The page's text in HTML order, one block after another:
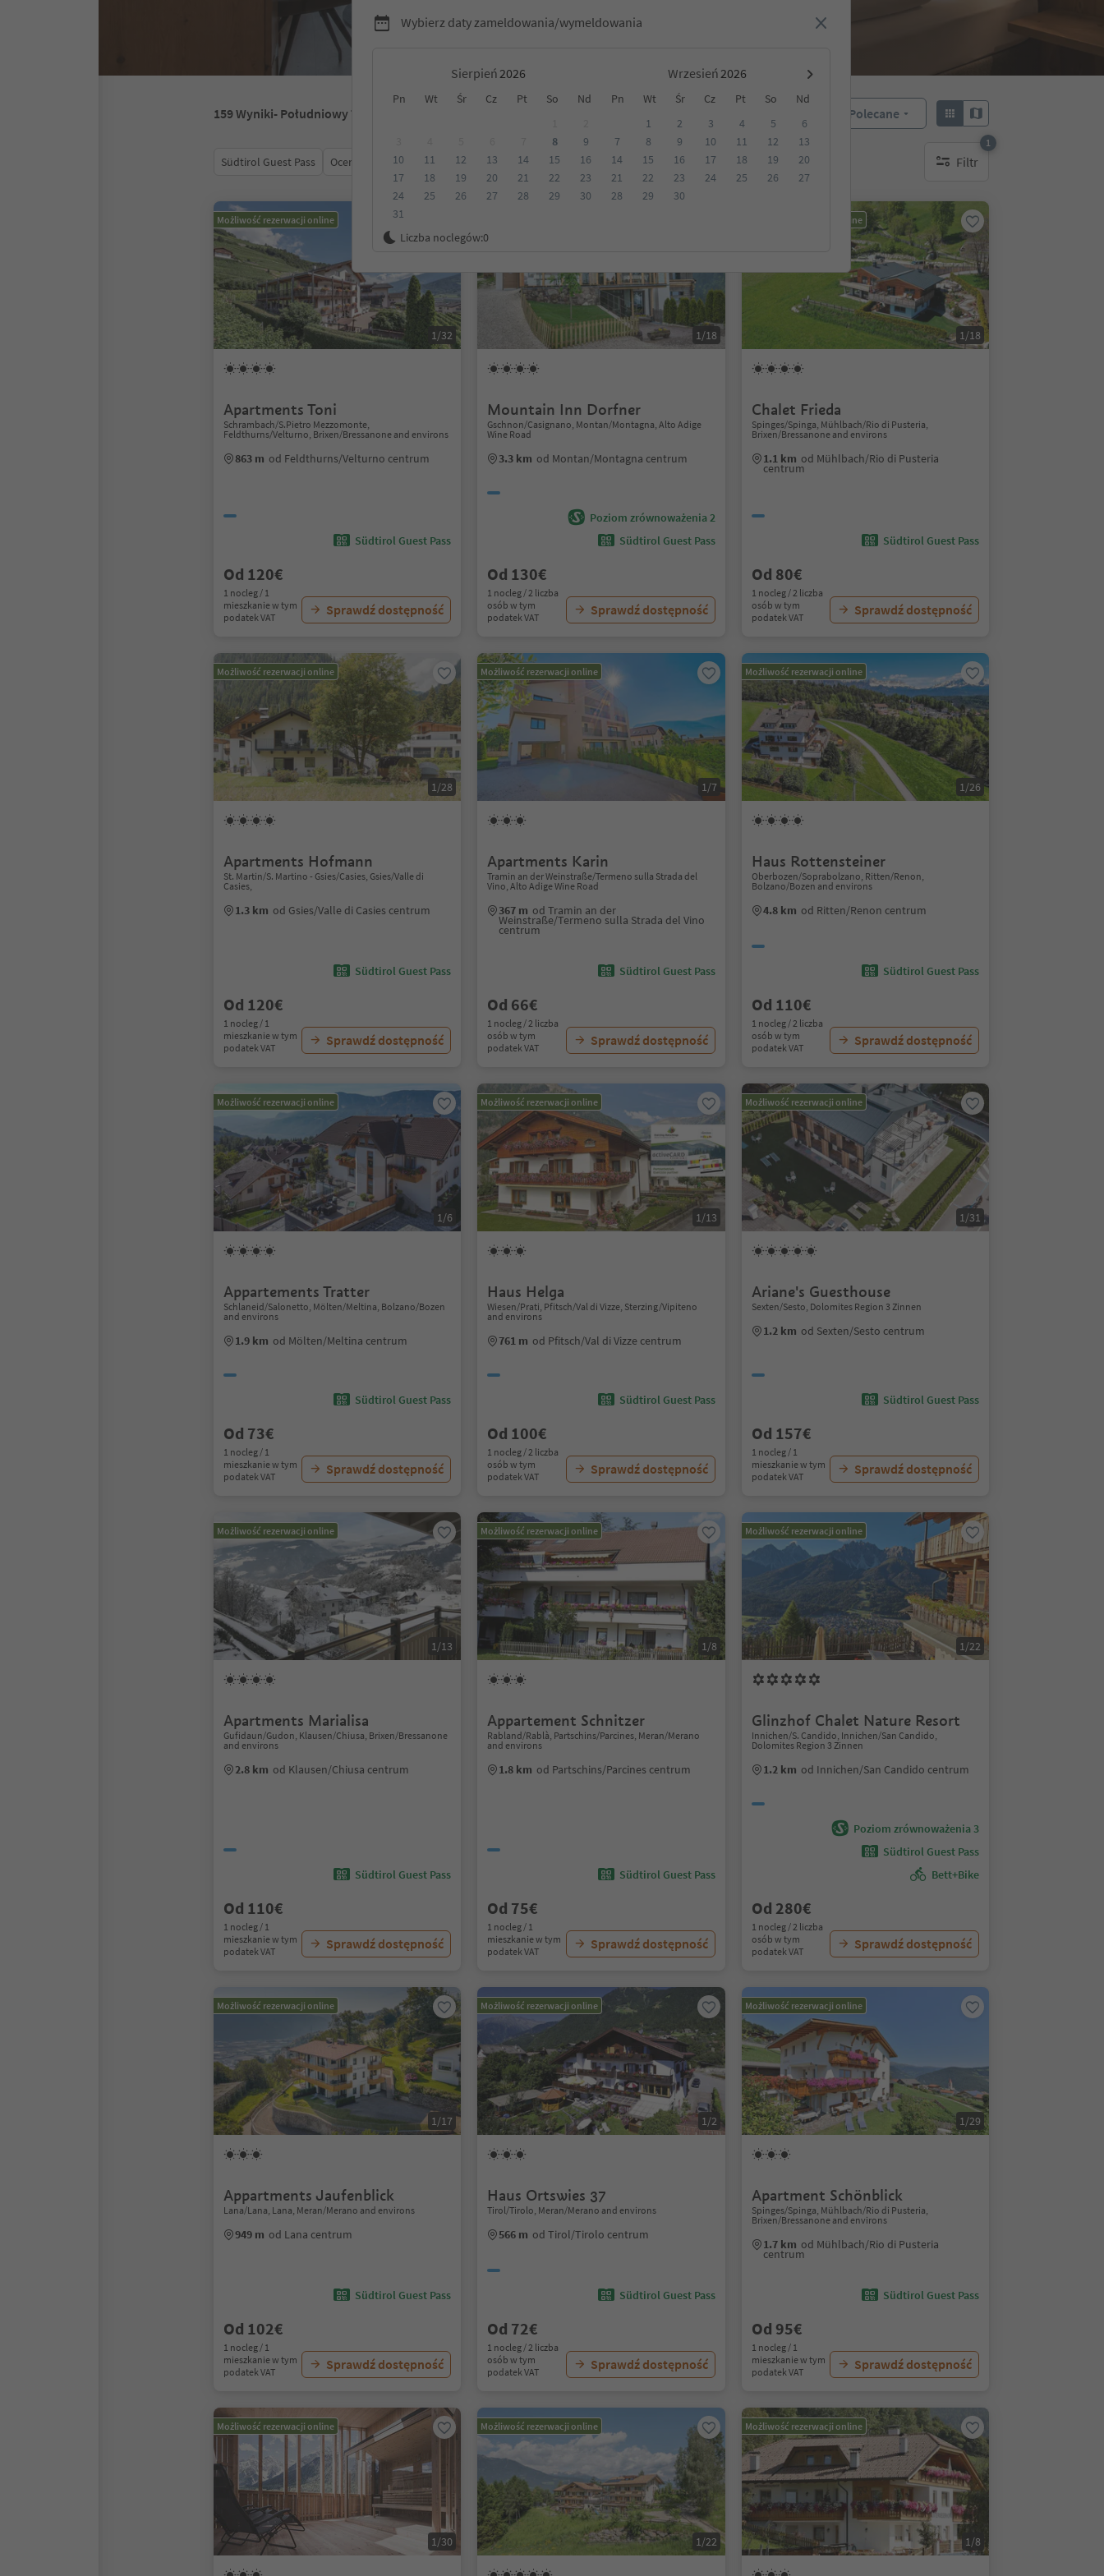
Wybierz daty zameldowania/wymeldowania
Sierpień Wrzesień
Pn Wt Śr Cz Pt So Nd Pn Wt Śr Cz Pt So
Nd
8
9
10
11 12 13 14 15
16
17
18 19 20 21 22
23
24
25 26 27 28 29
30
31
1 2 3 4 5
6
7
8 9 10 11 12
13
14
15 16 17 18 19
20
21
22 23 24 25 26
27
28
29 30
Liczba noclegów:0
159Wyniki- Południowy Tyrol Polecane
Südtirol Guest Pass Ocena Kategoria Opcje wyżywienia Ekologiczne zakwaterowanie Filtr
1
1 aktywny filtr
Możliwość rezerwacji online
1/32
Apartments Toni
Schrambach/S.Pietro Mezzomonte,
Feldthurns/Velturno, Brixen/Bressanone and environs
863 m od Feldthurns/Velturno centrum
Südtirol Guest Pass
Od 120€
1 nocleg / 1
mieszkanie w tym
podatek VAT
Sprawdź dostępność
1/18
Mountain Inn Dorfner
Gschnon/Casignano, Montan/Montagna, Alto Adige
Wine Road
3.3 km od Montan/Montagna centrum
Poziom zrównoważenia 2
Südtirol Guest Pass
Od 130€
1 nocleg / 2 liczba
osób w tym
podatek VAT
Sprawdź dostępność
Możliwość rezerwacji online
1/18
Chalet Frieda
Spinges/Spinga, Mühlbach/Rio di Pusteria,
Brixen/Bressanone and environs
1.1 km od Mühlbach/Rio di Pusteria
centrum
Südtirol Guest Pass
Od 80€
1 nocleg / 2 liczba
osób w tym
podatek VAT
Sprawdź dostępność
Możliwość rezerwacji online
1/28
Apartments Hofmann
St. Martin/S. Martino - Gsies/Casies, Gsies/Valle di
Casies,
1.3 km od Gsies/Valle di Casies centrum
Südtirol Guest Pass
Od 120€
1 nocleg / 1
mieszkanie w tym
podatek VAT
Sprawdź dostępność
Możliwość rezerwacji online
1/7
Apartments Karin
Tramin an der Weinstraße/Termeno sulla Strada del
Vino, Alto Adige Wine Road
367 m od Tramin an der
Weinstraße/Termeno sulla Strada del Vino
centrum
Südtirol Guest Pass
Od 66€
1 nocleg / 2 liczba
osób w tym
podatek VAT
Sprawdź dostępność
Możliwość rezerwacji online
1/26
Haus Rottensteiner
Oberbozen/Soprabolzano, Ritten/Renon,
Bolzano/Bozen and environs
4.8 km od Ritten/Renon centrum
Südtirol Guest Pass
Od 110€
1 nocleg / 2 liczba
osób w tym
podatek VAT
Sprawdź dostępność
Możliwość rezerwacji online
1/6
Appartements Tratter
Schlaneid/Salonetto, Mölten/Meltina, Bolzano/Bozen
and environs
1.9 km od Mölten/Meltina centrum
Südtirol Guest Pass
Od 73€
1 nocleg / 1
mieszkanie w tym
podatek VAT
Sprawdź dostępność
Możliwość rezerwacji online
1/13
Haus Helga
Wiesen/Prati, Pfitsch/Val di Vizze, Sterzing/Vipiteno
and environs
761 m od Pfitsch/Val di Vizze centrum
Südtirol Guest Pass
Od 100€
1 nocleg / 2 liczba
osób w tym
podatek VAT
Sprawdź dostępność
Możliwość rezerwacji online
1/31
Ariane's Guesthouse
Sexten/Sesto, Dolomites Region 3 Zinnen
1.2 km od Sexten/Sesto centrum
Südtirol Guest Pass
Od 157€
1 nocleg / 1
mieszkanie w tym
podatek VAT
Sprawdź dostępność
Możliwość rezerwacji online
1/13
Apartments Marialisa
Gufidaun/Gudon, Klausen/Chiusa, Brixen/Bressanone
and environs
2.8 km od Klausen/Chiusa centrum
Südtirol Guest Pass
Od 110€
1 nocleg / 1
mieszkanie w tym
podatek VAT
Sprawdź dostępność
Możliwość rezerwacji online
1/8
Appartement Schnitzer
Rabland/Rablà, Partschins/Parcines, Meran/Merano
and environs
1.8 km od Partschins/Parcines centrum
Südtirol Guest Pass
Od 75€
1 nocleg / 1
mieszkanie w tym
podatek VAT
Sprawdź dostępność
Możliwość rezerwacji online
1/22
Glinzhof Chalet Nature Resort
Innichen/S. Candido, Innichen/San Candido,
Dolomites Region 3 Zinnen
1.2 km od Innichen/San Candido centrum
Poziom zrównoważenia 3
Südtirol Guest Pass
Bett+Bike
Od 280€
1 nocleg / 2 liczba
osób w tym
podatek VAT
Sprawdź dostępność
Możliwość rezerwacji online
1/17
Appartments Jaufenblick
Lana/Lana, Lana, Meran/Merano and environs
949 m od Lana centrum
Südtirol Guest Pass
Od 102€
1 nocleg / 1
mieszkanie w tym
podatek VAT
Sprawdź dostępność
Możliwość rezerwacji online
1/2
Haus Ortswies 37
Tirol/Tirolo, Meran/Merano and environs
566 m od Tirol/Tirolo centrum
Südtirol Guest Pass
Od 72€
1 nocleg / 2 liczba
osób w tym
podatek VAT
Sprawdź dostępność
Możliwość rezerwacji online
1/29
Apartment Schönblick
Spinges/Spinga, Mühlbach/Rio di Pusteria,
Brixen/Bressanone and environs
1.7 km od Mühlbach/Rio di Pusteria
centrum
Südtirol Guest Pass
Od 95€
1 nocleg / 1
mieszkanie w tym
podatek VAT
Sprawdź dostępność
Możliwość rezerwacji online
1/30
Możliwość rezerwacji online
1/22
Możliwość rezerwacji online
1/8